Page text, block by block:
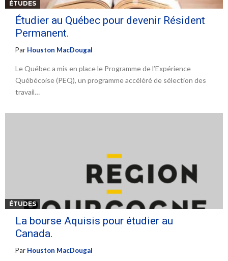
ÉTUDES
Étudier au Québec pour devenir Résident
Permanent.
Par Houston MacDougal
Le Québec a mis en place le Programme de l’Expérience
Québécoise (PEQ), un programme accéléré de sélection des
travail…
ÉTUDES
La bourse Aquisis pour étudier au
Canada.
Par Houston MacDougal